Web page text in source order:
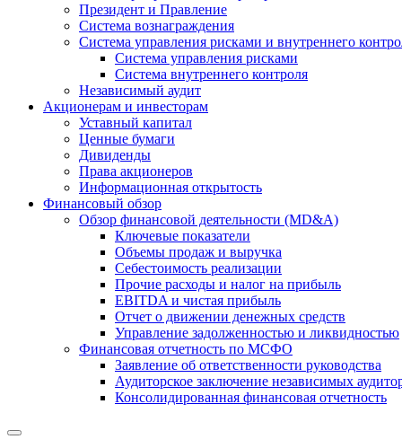
Президент и Правление
Система вознаграждения
Система управления рисками и внутреннего
Система управления рисками
Система внутреннего контроля
Независимый аудит
Акционерам и инвесторам
Уставный капитал
Ценные бумаги
Дивиденды
Права акционеров
Информационная открытость
Финансовый обзор
Обзор финансовой деятельности (MD&A)
Ключевые показатели
Объемы продаж и выручка
Себестоимость реализации
Прочие расходы и налог на прибыль
EBITDA и чистая прибыль
Отчет о движении денежных средств
Управление задолженностью и ликвидностью
Финансовая отчетность по МСФО
Заявление об ответственности руководства
Аудиторское заключение независимых
Консолидированная финансовая отчетность